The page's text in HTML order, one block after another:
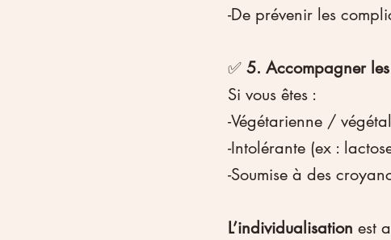
-De prévenir les
✅ 5. Accompagner
Si vous êtes :
-Végétarienne /
-Intolérante (ex :
-Soumise à des
L’individualisation est